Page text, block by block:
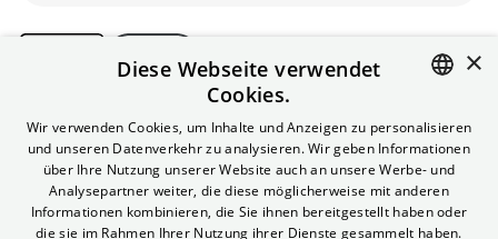
Bitte beachte: Gastbuchungen sind nicht stornierbar.
Registriere dich kostenlos für bis zu 90 min vor Filmbeginn
stornierbare Tickets für reguläre Vorstellungen.
Unlimited-Mitglied? Melde dich an, um deine Benefits
nutzen zu können.
ENGLISH
×
Diese Webseite verwendet
Cookies.
Wir verwenden Cookies, um Inhalte und Anzeigen zu personalisieren
und unseren Datenverkehr zu analysieren. Wir geben Informationen
über Ihre Nutzung unserer Website auch an unsere Werbe- und
Analysepartner weiter, die diese möglicherweise mit anderen
Informationen kombinieren, die Sie ihnen bereitgestellt haben oder
die sie im Rahmen Ihrer Nutzung ihrer Dienste gesammelt haben.